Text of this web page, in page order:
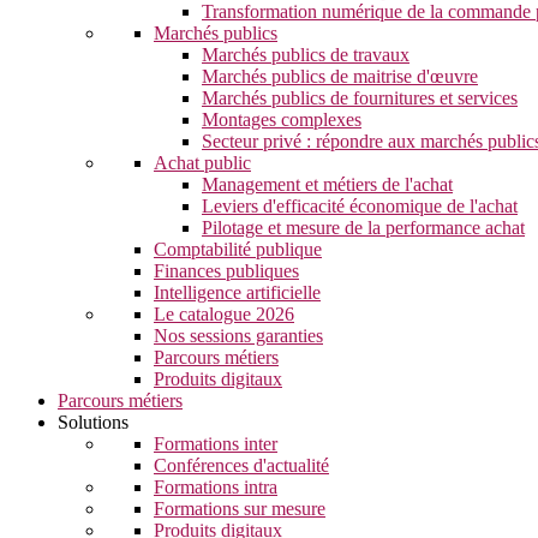
Transformation numérique de la commande
Marchés publics
Marchés publics de travaux
Marchés publics de maitrise d'œuvre
Marchés publics de fournitures et services
Montages complexes
Secteur privé : répondre aux marchés
Achat public
Management et métiers de l'achat
Leviers d'efficacité économique de l'achat
Pilotage et mesure de la performance achat
Comptabilité publique
Finances publiques
Intelligence artificielle
Le catalogue 2026
Nos sessions garanties
Parcours métiers
Produits digitaux
Parcours métiers
Solutions
Formations inter
Conférences d'actualité
Formations intra
Formations sur mesure
Produits digitaux